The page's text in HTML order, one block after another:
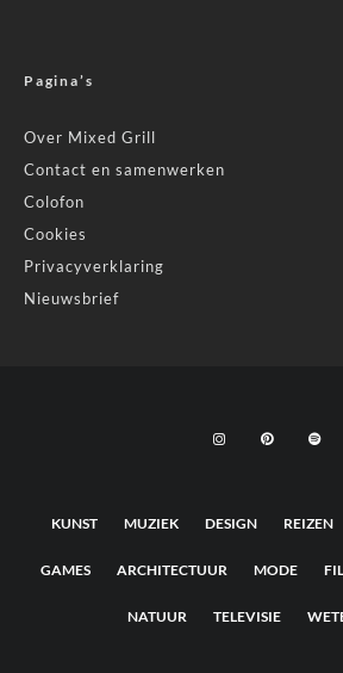
Pagina’s
Over Mixed Grill
Contact en samenwerken
Colofon
Cookies
Privacyverklaring
Nieuwsbrief
KUNST MUZIEK DESIGN REIZEN
GAMES ARCHITECTUUR MODE
NATUUR TELEVISIE